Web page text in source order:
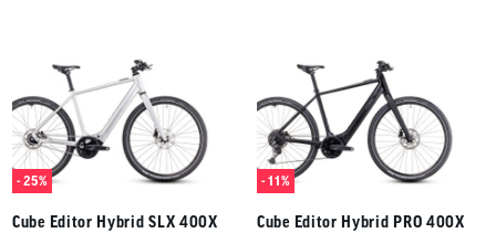
- 25%
Cube Editor Hybrid SLX 400X
- 11%
Cube Editor Hybrid PRO 400X